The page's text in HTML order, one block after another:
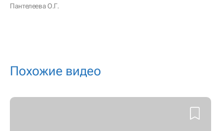
Пантелеева О.Г.
Похожие видео